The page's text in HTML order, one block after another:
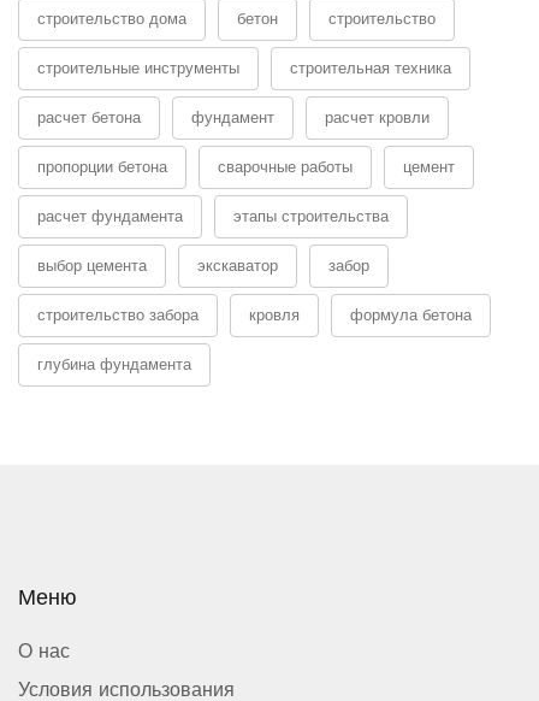
строительство дома бетон строительство
строительные инструменты строительная техника
расчет бетона фундамент расчет кровли
пропорции бетона сварочные работы цемент
расчет фундамента этапы строительства
выбор цемента экскаватор забор
строительство забора кровля формула бетона
глубина фундамента
Меню
О нас
Условия использования